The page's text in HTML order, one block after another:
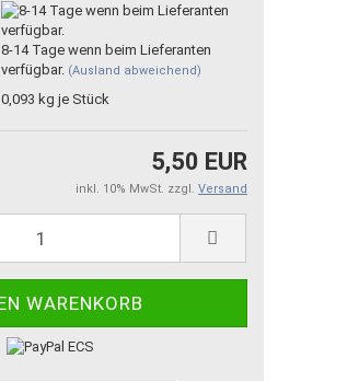
8-14 Tage wenn beim Lieferanten
verfügbar. (Ausland abweichend)
0,093 kg je Stück
5,50 EUR
inkl. 10% MwSt. zzgl. Versand